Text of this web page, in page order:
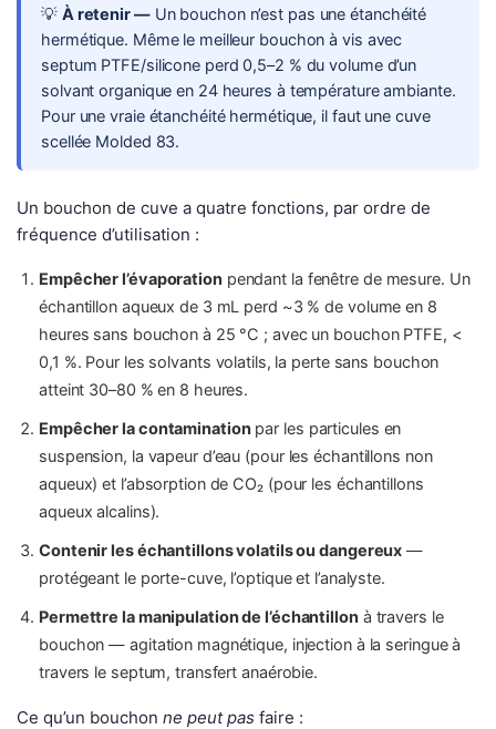
💡 À retenir —Un bouchon n’est pas une étanchéité
hermétique. Même le meilleur bouchon à vis avec
septum PTFE/silicone perd 0,5–2 % du volume d’un
solvant organique en 24 heures à température ambiante.
Pour une vraie étanchéité hermétique, il faut une cuve
scellée Molded 83.
Un bouchon de cuve a quatre fonctions, par ordre de
fréquence d’utilisation :
Empêcher l’évaporationpendant la fenêtre de mesure. Un
échantillon aqueux de 3 mL perd ~3 % de volume en 8
heures sans bouchon à 25 °C ; avec un bouchon PTFE, <
0,1 %. Pour les solvants volatils, la perte sans bouchon
atteint 30–80 % en 8 heures.
Empêcher la contaminationpar les particules en
suspension, la vapeur d’eau (pour les échantillons non
aqueux) et l’absorption de CO₂ (pour les échantillons
aqueux alcalins).
Contenir les échantillons volatils ou dangereux —
protégeant le porte-cuve, l’optique et l’analyste.
Permettre la manipulation de l’échantillonà travers le
bouchon — agitation magnétique, injection à la seringue à
travers le septum, transfert anaérobie.
Ce qu’un bouchon ne peut pas faire :